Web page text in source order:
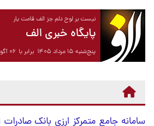
نیست بر لوح دلم جز الف قامت یار
پایگاه خبری الف
پنج‌شنبه ۱۵ مرداد ۱۴۰۵ برابر با ۰۶ آگوست ۲۰۲۶
سامانه جامع متمرکز ارزی بانک